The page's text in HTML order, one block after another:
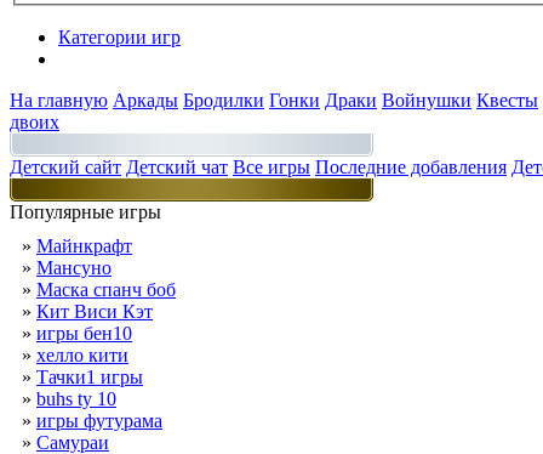
Категории игр
На главную Аркады Бродилки Гонки Драки Войнушки Квесты
двоих
Детский сайт Детский чат Все игры Последние добавления
Популярные игры
» Майнкрафт
» Мансуно
» Маска спанч боб
» Кит Виси Кэт
» игры бен10
» хелло кити
» Тачки1 игры
» buhs ty 10
» игры футурама
» Самураи